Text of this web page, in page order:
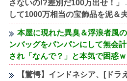
さないの!?差別だ100万出せ！
して1000万相当の宝飾品を泥＆
本屋に現れた異臭＆浮浪者風
ンバッグをパンパンにして無会
され「なんで？」と本気で困惑
【驚愕】インドネシア、[ドラ